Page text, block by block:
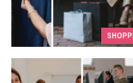
Prenez votre avenir en